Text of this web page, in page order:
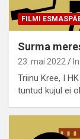
FILMI
Surma
23. mai 2022
Triinu Kree, I
tuntud kujul ei